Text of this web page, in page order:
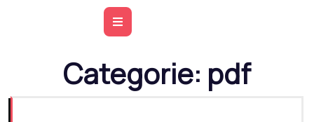
Open
Categorie: pdf